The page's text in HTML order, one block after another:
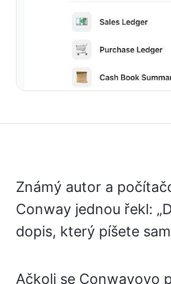
Známý autor a
Conway jednou řekl:
dopis, který píšete
Ačkoli se Conwayovo